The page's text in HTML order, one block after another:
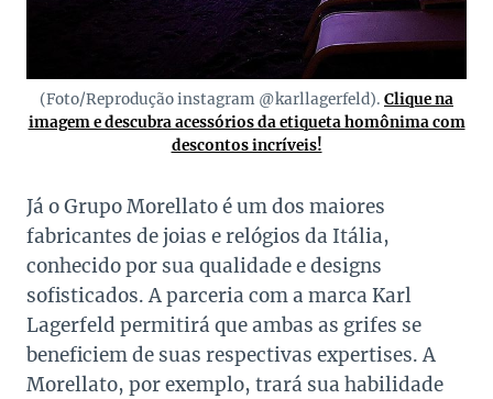
(Foto/Reprodução instagram @karllagerfeld). Clique na
imagem e descubra acessórios da etiqueta homônima com
descontos incríveis!
Já o Grupo Morellato é um dos maiores
fabricantes de joias e relógios da Itália,
conhecido por sua qualidade e designs
sofisticados. A parceria com a marca Karl
Lagerfeld permitirá que ambas as grifes se
beneficiem de suas respectivas expertises. A
Morellato, por exemplo, trará sua habilidade